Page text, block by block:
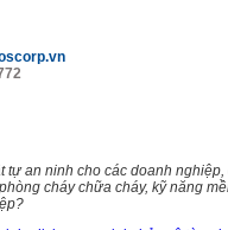
an ninh cho các doanh
cháy chữa cháy, kỹ năng